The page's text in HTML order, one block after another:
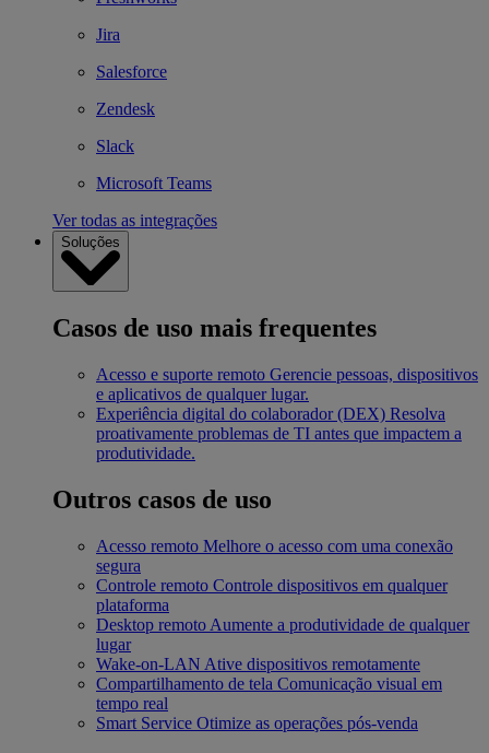
Jira
Salesforce
Zendesk
Slack
Microsoft Teams
Ver todas as integrações
Soluções
Casos de uso mais frequentes
Acesso e suporte remoto Gerencie pessoas, dispositivos
e aplicativos de qualquer lugar.
Experiência digital do colaborador (DEX) Resolva
proativamente problemas de TI antes que impactem a
produtividade.
Outros casos de uso
Acesso remoto Melhore o acesso com uma conexão
segura
Controle remoto Controle dispositivos em qualquer
plataforma
Desktop remoto Aumente a produtividade de qualquer
lugar
Wake-on-LAN Ative dispositivos remotamente
Compartilhamento de tela Comunicação visual em
tempo real
Smart Service Otimize as operações pós-venda